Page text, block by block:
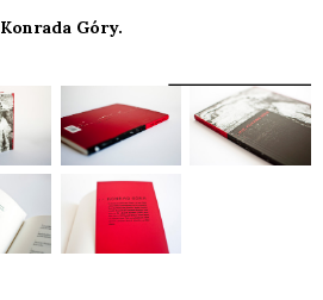
Konrada Góry.